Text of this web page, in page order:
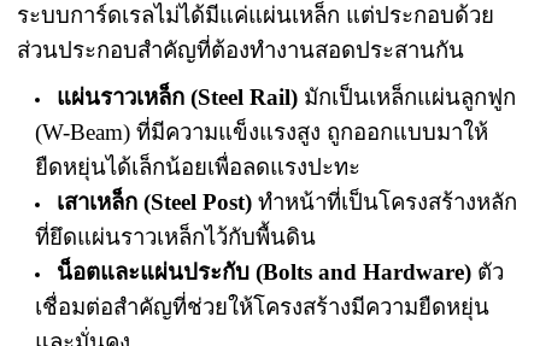
ระบบการ์ดเรลไม่ได้มีแค่แผ่นเหล็ก แต่ประกอบด้วย
ส่วนประกอบสำคัญที่ต้องทำงานสอดประสานกัน
แผ่นราวเหล็ก (Steel Rail) มักเป็นเหล็กแผ่นลูกฟูก
(W-Beam) ที่มีความแข็งแรงสูง ถูกออกแบบมาให้
ยืดหยุ่นได้เล็กน้อยเพื่อลดแรงปะทะ
เสาเหล็ก (Steel Post) ทำหน้าที่เป็นโครงสร้างหลัก
ที่ยึดแผ่นราวเหล็กไว้กับพื้นดิน
น็อตและแผ่นประกับ (Bolts and Hardware) ตัว
เชื่อมต่อสำคัญที่ช่วยให้โครงสร้างมีความยืดหยุ่น